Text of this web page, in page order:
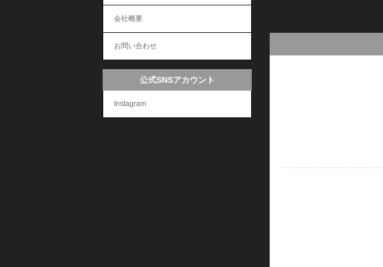
会社概要
お問い合わせ
公式SNSアカウント
Instagram